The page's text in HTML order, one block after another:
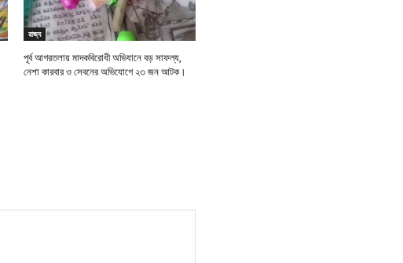
রাজ্য
পূর্ব আগরতলায় মাদকবিরোধী অভিযানে বড় সাফল্য,
নেশা কারবার ও সেবনের অভিযোগে ২৩ জন আটক।